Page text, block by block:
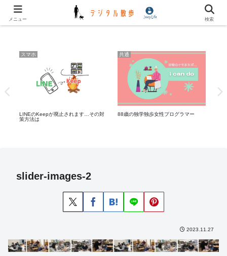
✿✿ デジタル川柳 更新しました ✿✿
スマホ
LINEのKeepが廃止されます…その対
策方法は
共通
88歳の独学独歩女性プログラマー
slider-images-2
2023.11.27
メニュー 検索